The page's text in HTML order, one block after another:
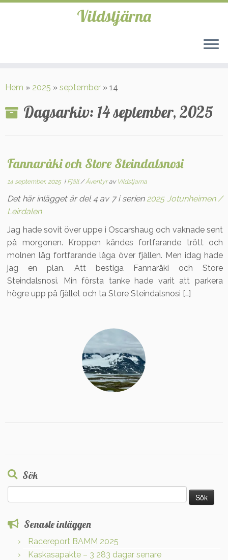
till
Vildstjärna
Hem » 2025 » september » 14
Dagsarkiv: 14 september, 2025
Fannaråki och Store Steindalsnosi
14 september, 2025i Fjäll/Äventyrav Vildstjarna
Det här inlägget är del 4 av 7 i serien 2025 Jotunheimen /
Leirdalen
Jag hade sovit över uppe i Oscarshaug och vaknade sent
på morgonen. Kroppen kändes fortfarande trött och
molnen låg fortfarande låga över fjällen. Men idag hade
jag en plan. Att bestiga Fannaråki och Store
Steindalsnosi. Min första tanke hade varit att parkera
högre upp på fjället och ta Store Steindalsnosi […]
Sök
efter:
Senaste inläggen
Racereport BAMM 2025
Kaskasapakte – 3 283 dagar senare